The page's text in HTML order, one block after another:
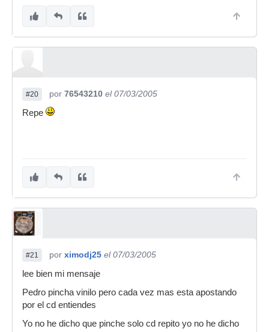
#20 por 76543210 el 07/03/2005
Repe
#21 por ximodj25 el 07/03/2005
lee bien mi mensaje
Pedro pincha vinilo pero cada vez mas esta apostando
por el cd entiendes
Yo no he dicho que pinche solo cd repito yo no he dicho